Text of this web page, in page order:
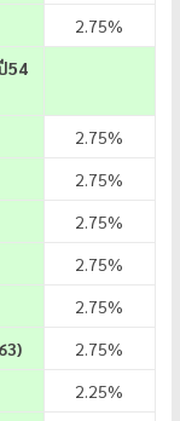
2.75%
2.75%
2.75%
2.75%
2.75%
2.75%
2.75%
2.25%